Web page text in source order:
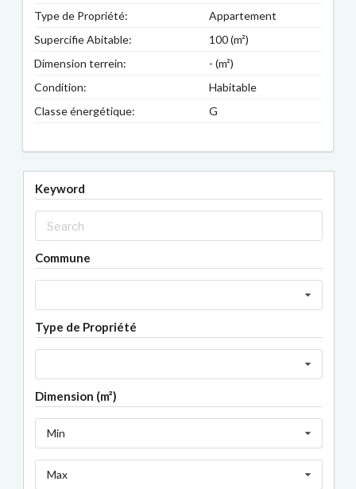
Type de Propriété:
Appartement
Supercifie Abitable:
100 (m²)
Dimension terrein:
- (m²)
Condition:
Habitable
Classe énergétique:
G
Keyword
Commune
Type de Propriété
Dimension (m²)
Min
Max